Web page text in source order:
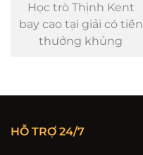
Học trò Thịnh Kent
bay cao tại giải có tiền
thưởng khủng
HỖ TRỢ 24/7